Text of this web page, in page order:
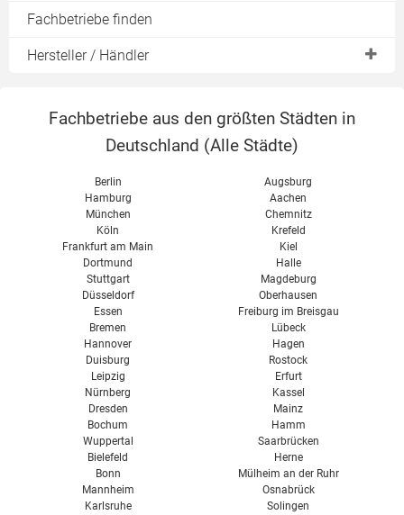
Dachrinnenheizung
Durchlauferhitzer
Konvektion
Heizstrom
Umweltbilanz
Vor- & Nachteile
Steuerung
Anschlußverordnung
Anschlußbedingungen
Fachbetriebe finden
Hersteller / Händler
Lucht LHZ
Thermotec
Fachbetriebe aus den größten Städten in
Deutschland (Alle Städte)
Berlin
Hamburg
München
Köln
Frankfurt am Main
Dortmund
Stuttgart
Düsseldorf
Essen
Bremen
Hannover
Duisburg
Leipzig
Nürnberg
Dresden
Bochum
Wuppertal
Bielefeld
Bonn
Mannheim
Karlsruhe
Augsburg
Aachen
Chemnitz
Krefeld
Kiel
Halle
Magdeburg
Oberhausen
Freiburg im Breisgau
Lübeck
Hagen
Rostock
Erfurt
Kassel
Mainz
Hamm
Saarbrücken
Herne
Mülheim an der Ruhr
Osnabrück
Solingen